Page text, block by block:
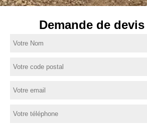
Demande de